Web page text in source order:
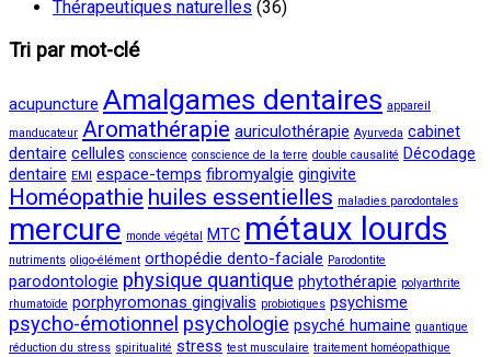
Thérapeutiques naturelles (36)
Tri par mot-clé
acupuncture Amalgames dentaires appareil
manducateur Aromathérapie auriculothérapie Ayurveda cabinet
dentaire cellules conscience conscience de la terre double causalité Décodage
dentaire EMI espace-temps fibromyalgie gingivite
Homéopathie huiles essentielles maladies parodontales
mercure monde végétal MTC métaux lourds
nutriments oligo-élément orthopédie dento-faciale Parodontite
parodontologie physique quantique phytothérapie polyarthrite
rhumatoïde porphyromonas gingivalis probiotiques psychisme
psycho-émotionnel psychologie psyché humaine quantique
réduction du stress spiritualité stress test musculaire traitement homéopathique